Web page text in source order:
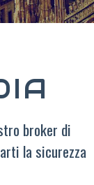
broker di
la sicurezza